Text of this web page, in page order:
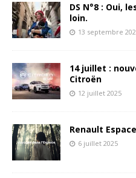
DS N°8 : Oui,
loin.
13 septembre
14 juillet :
Citroën
12 juillet 2025
Renault
6 juillet 2025